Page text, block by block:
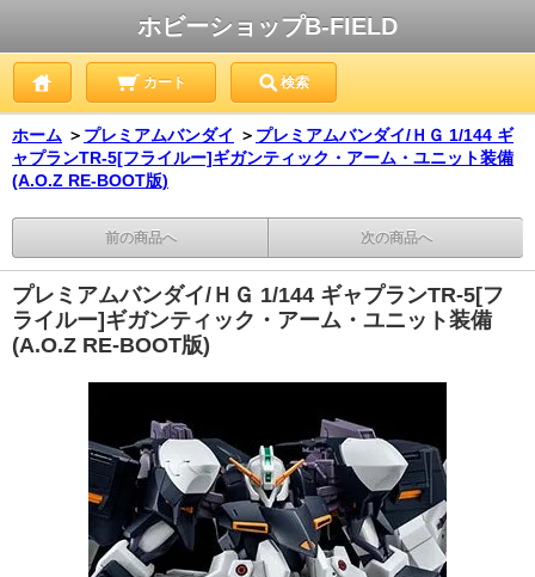
ホビーショップB-FIELD
カート 検索
ホーム ＞ プレミアムバンダイ ＞ プレミアムバンダイ/ＨＧ 1/144 ギ
ャプランTR-5[フライルー]ギガンティック・アーム・ユニット装備
(A.O.Z RE-BOOT版)
前の商品へ 次の商品へ
プレミアムバンダイ/ＨＧ 1/144 ギャプランTR-5[フ
ライルー]ギガンティック・アーム・ユニット装備
(A.O.Z RE-BOOT版)